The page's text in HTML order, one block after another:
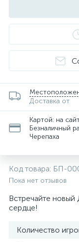
Доставка от
Картой: на
Безналичный
Черепаха
Код товара: БП-
Пока нет отзывов
Встречайте
сердце!
Количество